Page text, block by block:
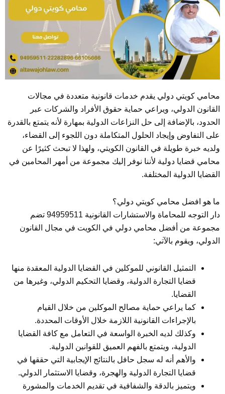
محامي كويتي دولي يقدم خدمات قانونية متعددة في مجالات
القانون الدولي، ويراعي حماية حقوق الأفراد والشركات عبر
الحدود، بالإضافة إلى حل النزاعات الدولية بمهارة لأنه يتمتع بالقدرة
على التفاوض وإيجاد الحلول المتكاملة دون اللجوء إلى القضاء،
ولديه خبرة طويلة في القانون الكويتي، ولهذا لا تبحث كثيرًا عن
محامي قضايا دولية لأننا نوفر إليك مجموعة من أمهر المحامين في
القضايا الدولية المختلفة.
ما هو افضل محامي كويتي دولي؟
دار التوجه للمحاماة والاستشارات القانونية 94959511 تضم
مجموعة من أفضل محامي دولي في الكويت في مجال القانون
الدولي، ويقوم بالآتي:
التمثيل القانوني للموكلين في القضايا الدولية المعقدة منها
قضايا التجارة الدولية، وقضايا التحكيم الدولي، وغيرها من
القضايا.
كما يراعي حماية مصالح الموكلين من خلال القيام
بالإجراءات القانونية اللازمة خلال الأوقات المحددة.
وكذلك لديه الخبرة الواسعة في التعامل مع كافة القضايا
الدولية، ويتمتع بالفهم العميق للقوانين الدولية.
والأهم أنه له سجل حافل بالنتائج الإيجابية التي حققها في
قضايا التجارة الدولية والهجرة، وقضايا الاستثمار الدولي.
ويتميز بالدقة والشفافية في تقديم الخدمات والمشورة